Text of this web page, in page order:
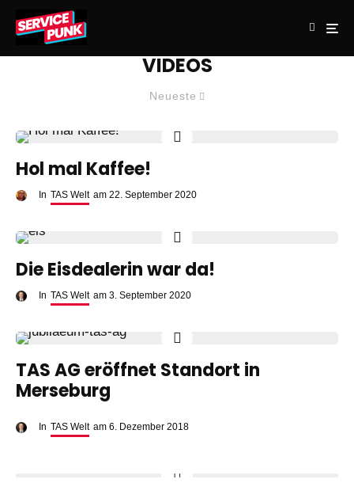
VIDEOS
Neueste
Hol mal Kaffee!
In TAS Welt am 22. September 2020
Die Eisdealerin war da!
In TAS Welt am 3. September 2020
TAS AG eröffnet Standort in
Merseburg
In TAS Welt am 6. Dezember 2018